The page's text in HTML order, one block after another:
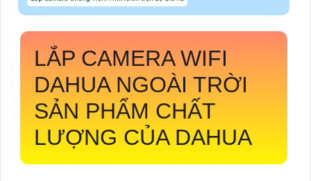
LẮP CAMERA WIFI
DAHUA NGOÀI TRỜI
SẢN PHẨM CHẤT
LƯỢNG CỦA DAHUA